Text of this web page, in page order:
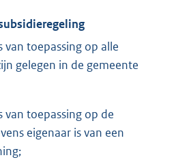
van toepassing op alle
gelegen in de gemeente
van toepassing op de
eigenaar is van een